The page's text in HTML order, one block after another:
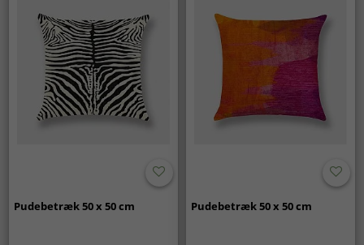
Pudebetræk 50 x 50 cm Pudebetræk 50 x 50 cm